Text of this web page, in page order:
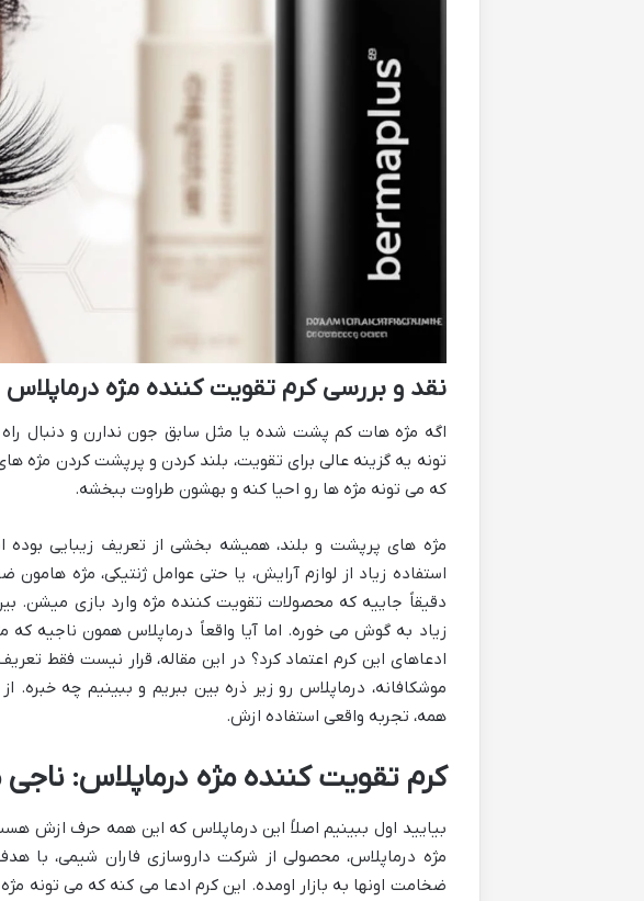
نقد و بررسی کرم تقویت کننده مژه درماپلاس
اگه مژه هات کم پشت شده یا مثل سابق جون ندارن و دنبال
تونه یه گزینه عالی برای تقویت، بلند کردن و پرپشت کردن مژه
که می تونه مژه ها رو احیا کنه و بهشون طراوت ببخشه.
مژه های پرپشت و بلند، همیشه بخشی از تعریف زیبایی
استفاده زیاد از لوازم آرایش، یا حتی عوامل ژنتیکی، مژه
دقیقاً جاییه که محصولات تقویت کننده مژه وارد بازی میشن.
زیاد به گوش می خوره. اما آیا واقعاً درماپلاس همون ناجیه
ادعاهای این کرم اعتماد کرد؟ در این مقاله، قرار نیست فقط
موشکافانه، درماپلاس رو زیر ذره بین ببریم و ببینیم چه خبره.
همه، تجربه واقعی استفاده ازش.
کرم تقویت کننده مژه درماپلاس:
بیایید اول ببینیم اصلاً این درماپلاس که این همه حرف ازش
مژه درماپلاس، محصولی از شرکت داروسازی فاران شیمی، با
ضخامت اونها به بازار اومده. این کرم ادعا می کنه که می تونه